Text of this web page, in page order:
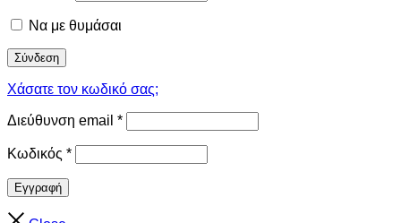
Να με θυμάσαι
Σύνδεση
Χάσατε τον κωδικό σας;
Διεύθυνση email *
Κωδικός *
Εγγραφή